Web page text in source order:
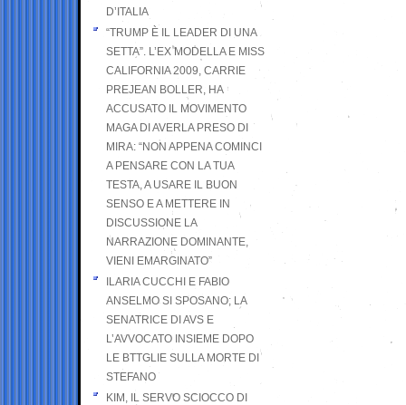
D’ITALIA
“TRUMP È IL LEADER DI UNA
SETTA”. L’EX MODELLA E MISS
CALIFORNIA 2009, CARRIE
PREJEAN BOLLER, HA
ACCUSATO IL MOVIMENTO
MAGA DI AVERLA PRESO DI
MIRA: “NON APPENA COMINCI
A PENSARE CON LA TUA
TESTA, A USARE IL BUON
SENSO E A METTERE IN
DISCUSSIONE LA
NARRAZIONE DOMINANTE,
VIENI EMARGINATO”
ILARIA CUCCHI E FABIO
ANSELMO SI SPOSANO; LA
SENATRICE DI AVS E
L’AVVOCATO INSIEME DOPO
LE BTTGLIE SULLA MORTE DI
STEFANO
KIM, IL SERVO SCIOCCO DI